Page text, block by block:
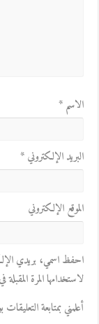
الاسم*
البريد الإلكتروني*
الموقع الإلكتروني
احفظ اسمي، بريدي
لاستخدامها المرة المقبلة
أعلمني بمتابعة